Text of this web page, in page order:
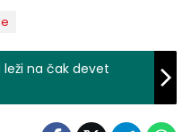
leži na čak devet